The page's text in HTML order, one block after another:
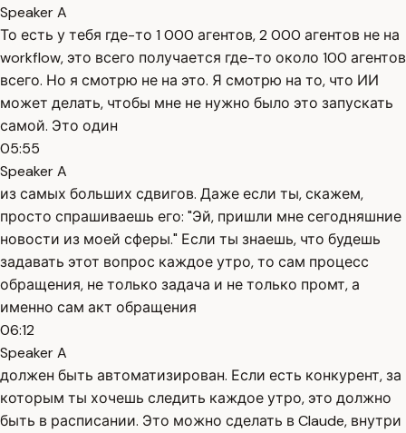
Speaker A
То есть у тебя где-то 1 000 агентов, 2 000 агентов не на
workflow, это всего получается где-то около 100 агентов
всего. Но я смотрю не на это. Я смотрю на то, что ИИ
может делать, чтобы мне не нужно было это запускать
самой. Это один
05:55
Speaker A
из самых больших сдвигов. Даже если ты, скажем,
просто спрашиваешь его: "Эй, пришли мне сегодняшние
новости из моей сферы." Если ты знаешь, что будешь
задавать этот вопрос каждое утро, то сам процесс
обращения, не только задача и не только промт, а
именно сам акт обращения
06:12
Speaker A
должен быть автоматизирован. Если есть конкурент, за
которым ты хочешь следить каждое утро, это должно
быть в расписании. Это можно сделать в Claude, внутри